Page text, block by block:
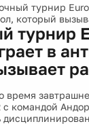
турнир
который
турнир
в
время
с командой